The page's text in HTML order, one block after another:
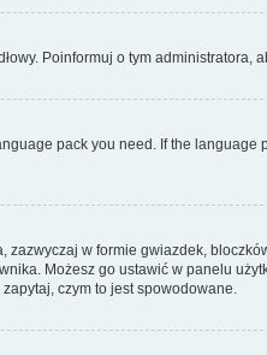
Poinformuj o tym administratora,
pack you need. If the language
w formie gwiazdek,
Możesz go ustawić w panelu
czym to jest spowodowane.